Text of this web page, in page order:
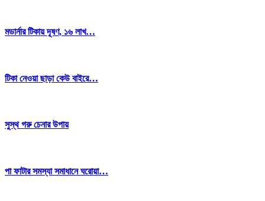
মডার্নার টিকায় দূষণ, ১৬ লাখ…
টিকা নেওয়া ছাড়া কেউ বাইরে…
সুস্থ গরু চেনার উপায়
পা ফাটার সমস্যা সমাধানে ঘরোয়া…